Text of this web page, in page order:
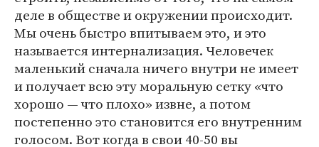
деле в обществе и окружении происходит.
Мы очень быстро впитываем это, и это
называется интернализация. Человечек
маленький сначала ничего внутри не имеет
и получает всю эту моральную сетку «что
хорошо — что плохо» извне, а потом
постепенно это становится его внутренним
голосом. Вот когда в свои 40-50 вы